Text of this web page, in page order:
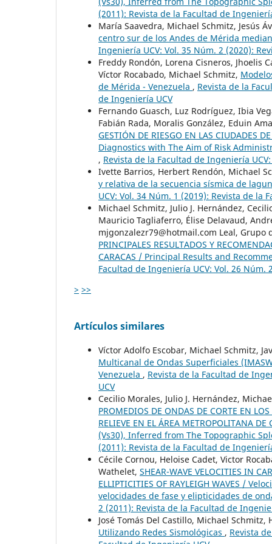
(2011): Revista de la Facultad de
María Saavedra, Michael Schmitz, Jesús
centro sur de los Andes de Mérida
Ingeniería UCV: Vol. 35 Núm. 2 (2020):
Freddy Rondón, Lorena Cisneros, Jhoelis
Víctor Rocabado, Michael Schmitz,
de Mérida - Venezuela , Revista de la
de Ingeniería UCV
Fernando Guasch, Luz Rodríguez, Ibia
Fabián Rada, Moralis González, Eduin
GESTIÓN DE RIESGO EN LAS CIUDADES
Diagnostics with The Aim of Risk
, Revista de la Facultad de Ingeniería
Ivette Barrios, Herbert Rendón, Michael
y relativa de la secuencia sísmica de
UCV: Vol. 34 Núm. 1 (2019): Revista de la
Michael Schmitz, Julio J. Hernández,
Mauricio Tagliaferro, Élise Delavaud,
mjgonzalezr79@hotmail.com Leal, Grupo
PRINCIPALES RESULTADOS Y
CARACAS / Principal Results and
Facultad de Ingeniería UCV: Vol. 26 Núm.
> >>
Artículos similares
Víctor Adolfo Escobar, Michael Schmitz,
Multicanal de Ondas Superficiales
Venezuela , Revista de la Facultad de
UCV
Cecilio Morales, Julio J. Hernández,
PROMEDIOS DE ONDAS DE CORTE EN
RELIEVE EN EL ÁREA METROPOLITANA
(Vs30), Inferred from The Topographic
(2011): Revista de la Facultad de
Cécile Cornou, Heloise Cadet, Victor
Wathelet, SHEAR-WAVE VELOCITIES IN
ELLIPTICITIES OF RAYLEIGH WAVES /
velocidades de fase y elipticidades de
2 (2011): Revista de la Facultad de
José Tomás Del Castillo, Michael
Utilizando Redes Sismológicas , Revista